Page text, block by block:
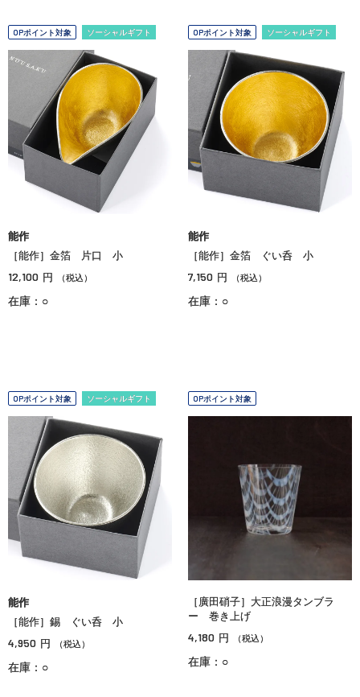
OPポイント対象 ソーシャルギフト
能作
［能作］金箔 片口 小
12,100 円 （税込）
在庫：○
OPポイント対象 ソーシャルギフト
能作
［能作］金箔 ぐい呑 小
7,150 円 （税込）
在庫：○
OPポイント対象 ソーシャルギフト
能作
［能作］錫 ぐい呑 小
4,950 円 （税込）
在庫：○
OPポイント対象
［廣田硝子］大正浪漫タンブラ
ー 巻き上げ
4,180 円 （税込）
在庫：○